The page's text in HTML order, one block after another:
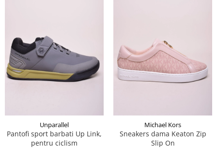
Unparallel
Pantofi sport barbati Up Link,
pentru ciclism
Michael Kors
Sneakers dama Keaton Zip
Slip On